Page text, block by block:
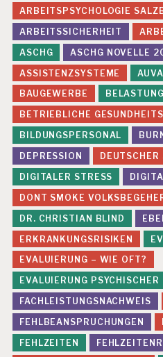
ARBEITSPSYCHOLOGIE
ARBEITSSICHERHEIT
ASCHG
ASCHG NOVELLE
ASSISTENZSYSTEME
AUVA
BAUGEWERBE
BETRIEBLICHE
BILDUNGSPERSONAL
DEPRESSION
DIGITALER STRESS
DONT SMOKE
DR. CHRISTIAN BLIND
ERKRANKUNGSRISIKEN
EVALUIERUNG – WIE OFT?
EVALUIERUNG PSYCHISCHER
FACHLEISTUNGSNACHWEIS
FEHLBEANSPRUCHUNGEN
FEHLZEITEN